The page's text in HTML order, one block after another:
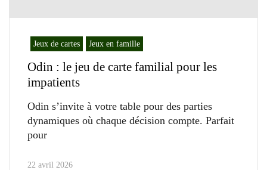
Jeux de cartes Jeux en famille
Odin : le jeu de carte familial pour les
impatients
Odin s’invite à votre table pour des parties
dynamiques où chaque décision compte. Parfait
pour
22 avril 2026